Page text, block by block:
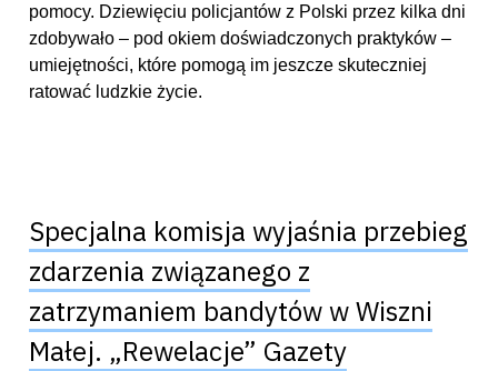
pomocy. Dziewięciu policjantów z Polski przez kilka dni
zdobywało – pod okiem doświadczonych praktyków –
umiejętności, które pomogą im jeszcze skuteczniej
ratować ludzkie życie.
Specjalna komisja wyjaśnia przebieg
zdarzenia związanego z
zatrzymaniem bandytów w Wiszni
Małej. „Rewelacje” Gazety